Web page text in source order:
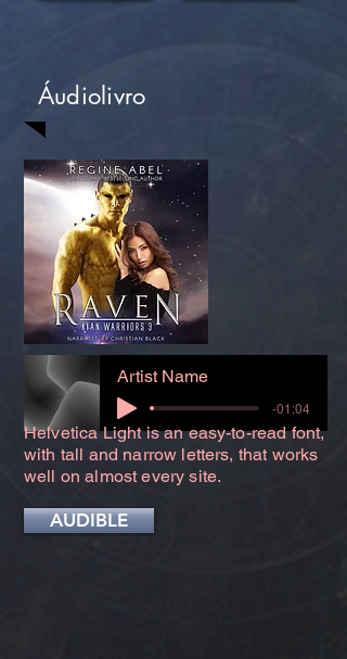
Áudiolivro
Artist Name
-01:04
Helvetica Light is an easy-to-read font,
with tall and narrow letters, that works
well on almost every site.
AUDIBLE